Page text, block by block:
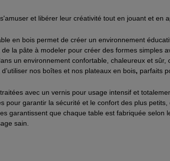
et libérer leur créativité tout en jouant et en
en bois permet de créer un environnement
la pâte à modeler pour créer des formes simples
un environnement confortable, chaleureux et sûr,
nos boîtes et nos plateaux en bois, parfaits
avec un vernis pour usage intensif et
garantir la sécurité et le confort des plus
garantissent que chaque table est fabriquée selon
sain.